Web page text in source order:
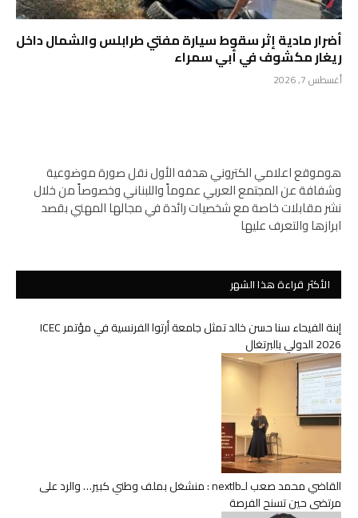
أضرار مادية إثر سقوط سيارة مفتي طرابلس والشمال داخل
ريغار مكشوف في أبي سمراء
أغسطس 7, 2026
هوموقع اعلامي الكتروني هدفه الأول نقل صورة موضوعية
وشفافة عن المجتمع العربي عموماً واللبناني وخصوصاً من خلال
نشر مقابلات خاصة مع شخصيات رائدة في مجالها المهني بقصد
ابرازها والتعرف عليها
الأكثر قراءة هذا الشهر
إبنة الفيحاء سنا حسن خالد تمثل جامعة أرتوا الفرنسية في مؤتمر ICEC
2026 الدولي بالبرتغال
القاضي محمد صعب لـnextlb : منشغل بملف وطني كبير… والرد على
مرتضى حين تسنح الفرصة